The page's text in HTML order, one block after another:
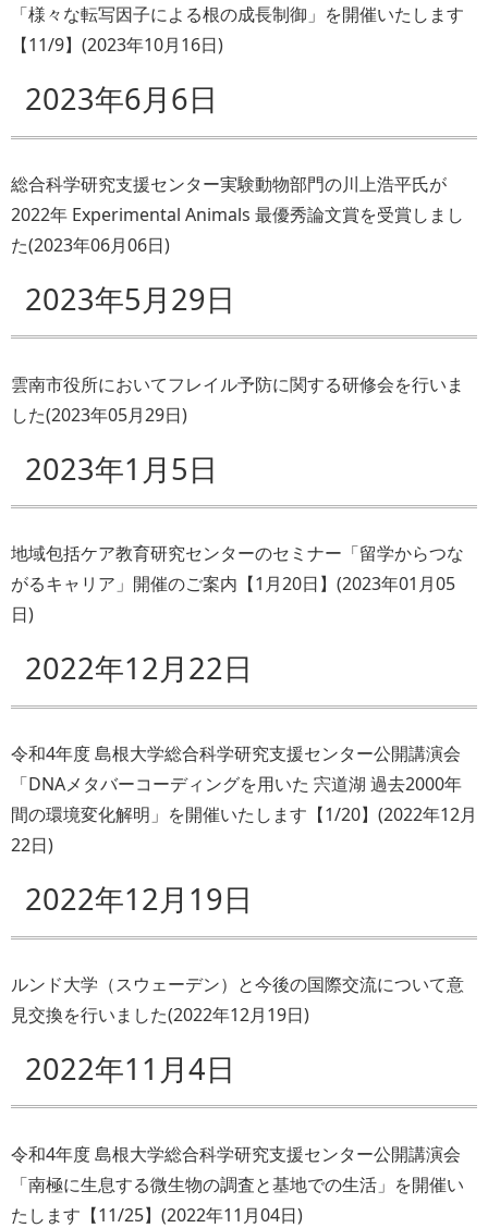
「様々な転写因子による根の成長制御」を開催いたします
【11/9】 (2023年10月16日)
2023年6月6日
総合科学研究支援センター実験動物部門の川上浩平氏が
2022年 Experimental Animals 最優秀論文賞を受賞しまし
た(2023年06月06日)
2023年5月29日
雲南市役所においてフレイル予防に関する研修会を行いま
した(2023年05月29日)
2023年1月5日
地域包括ケア教育研究センターのセミナー「留学からつな
がるキャリア」開催のご案内【1月20日】 (2023年01月05
日)
2022年12月22日
令和4年度 島根大学総合科学研究支援センター公開講演会
「DNAメタバーコーディングを用いた 宍道湖 過去2000年
間の環境変化解明」を開催いたします【1/20】 (2022年12月
22日)
2022年12月19日
ルンド大学（スウェーデン）と今後の国際交流について意
見交換を行いました(2022年12月19日)
2022年11月4日
令和4年度 島根大学総合科学研究支援センター公開講演会
「南極に生息する微生物の調査と基地での生活」を開催い
たします【11/25】 (2022年11月04日)